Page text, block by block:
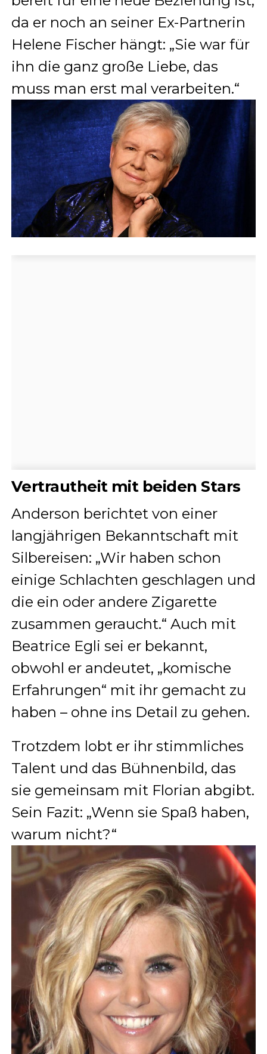
da er noch an seiner Ex-Partnerin
Helene Fischer hängt: „Sie war für
ihn die ganz große Liebe, das
muss man erst mal verarbeiten.“
Vertrautheit mit beiden Stars
Anderson berichtet von einer
langjährigen Bekanntschaft mit
Silbereisen: „Wir haben schon
einige Schlachten geschlagen und
die ein oder andere Zigarette
zusammen geraucht.“ Auch mit
Beatrice Egli sei er bekannt,
obwohl er andeutet, „komische
Erfahrungen“ mit ihr gemacht zu
haben – ohne ins Detail zu gehen.
Trotzdem lobt er ihr stimmliches
Talent und das Bühnenbild, das
sie gemeinsam mit Florian abgibt.
Sein Fazit: „Wenn sie Spaß haben,
warum nicht?“